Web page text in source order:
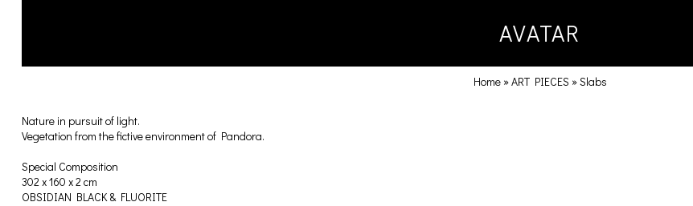
AVATAR
Home»ART PIECES »Slabs
Nature in pursuit of light.
Vegetation from the fictive environment of Pandora.
Special Composition
302 x 160 x 2 cm
OBSIDIAN BLACK & FLUORITE